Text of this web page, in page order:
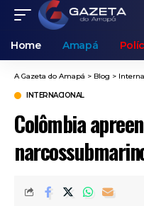
Home Amapá
A Gazeta do Amapá > Blog >
INTERNACIONAL
Colômbia